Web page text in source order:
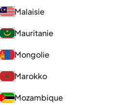
Malaisie
Mauritanie
Mongolie
Marokko
Mozambique